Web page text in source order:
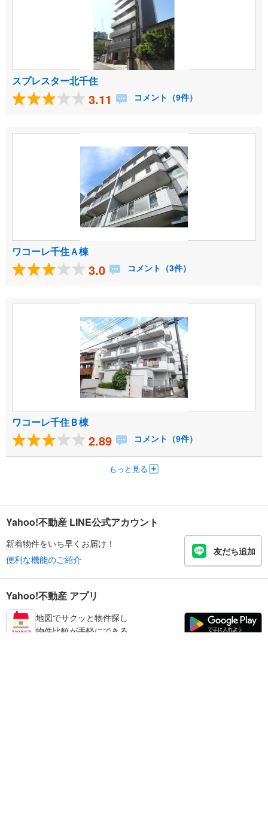
スプレスター北千住
3.11 コメント（9件）
ワコーレ千住Ａ棟
3.0 コメント（3件）
ワコーレ千住Ｂ棟
2.89 コメント（9件）
もっと見る
Yahoo!不動産 LINE公式アカウント
新着物件をいち早くお届け！
便利な機能のご紹介
友だち追加
Yahoo!不動産 アプリ
地図でサクッと物件探し
物件比較が手軽にできる